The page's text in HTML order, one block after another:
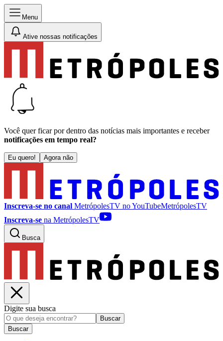
Menu
Ative nossas notificações
Você quer ficar por dentro das notícias mais importantes e receber
notificações em tempo real?
Eu quero! Agora não
Inscreva-se no canal MetrópolesTV noYouTubeMetrópolesTV
Inscreva-se na MetrópolesTV
Busca
Digite sua busca
Buscar
Buscar